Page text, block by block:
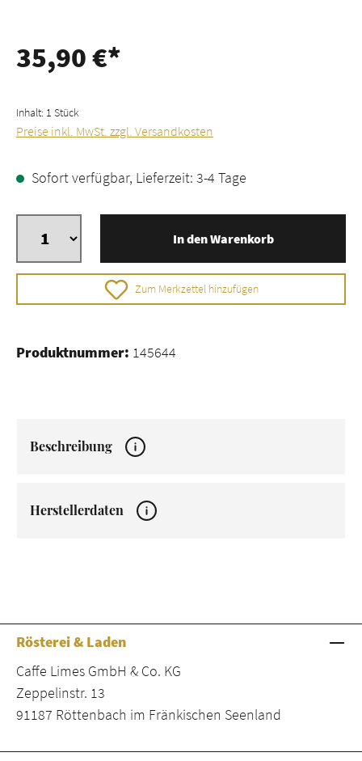
35,90 €*
Inhalt: 1 Stück
Preise inkl. MwSt. zzgl. Versandkosten
Sofort verfügbar, Lieferzeit: 3-4 Tage
In den Warenkorb
Zum Merkzettel hinzufügen
Produktnummer: 145644
Beschreibung
Herstellerdaten
Rösterei & Laden
Caffe Limes GmbH & Co. KG
Zeppelinstr. 13
91187 Röttenbach im Fränkischen Seenland